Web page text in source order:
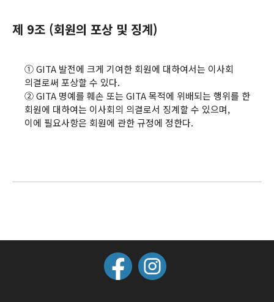
제 9조 (회원의 포상 및 징계)
① GITA 발전에 크게 기여한 회원에 대하여서는 이사회
의결로써 포상할 수 있다.
② GITA 명예를 훼손 또는 GITA 목적에 위배되는 행위를 한
회원에 대하여는 이사회의 의결로서 징계할 수 있으며,
이에 필요사항은 회원에 관한 규정에 정한다.